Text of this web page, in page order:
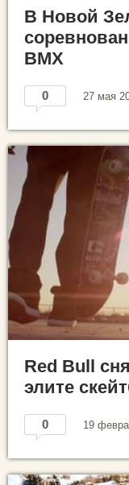
В Новой
BMX
0 27 мая
Red Bull
элите
0 19